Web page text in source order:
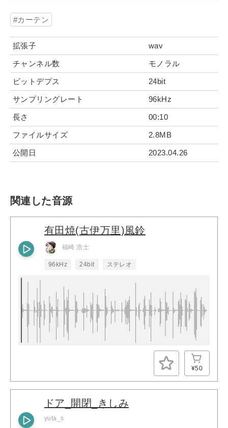
カーテン
拡張子 wav
チャンネル数 モノラル
ビットデプス 24bit
サンプリングレート 96kHz
長さ 00:10
ファイルサイズ 2.8MB
公開日 2023.04.26
関連した音源
有田焼(古伊万里)風鈴
福崎 浩士
96kHz 24bit ステレオ
¥50
ドア_開閉_きしみ
yuta_s